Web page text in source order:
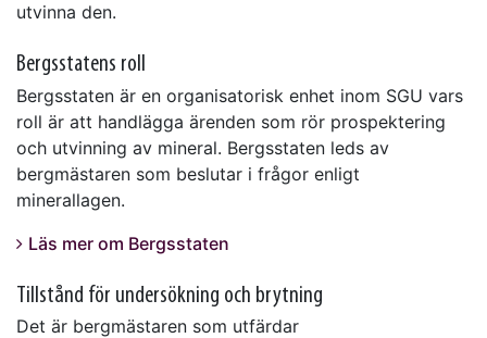
utvinna den.
Bergsstatens roll
Bergsstaten är en organisatorisk enhet inom SGU vars
roll är att handlägga ärenden som rör prospektering
och utvinning av mineral. Bergsstaten leds av
bergmästaren som beslutar i frågor enligt
minerallagen.
Läs mer om Bergsstaten
Tillstånd för undersökning och brytning
Det är bergmästaren som utfärdar